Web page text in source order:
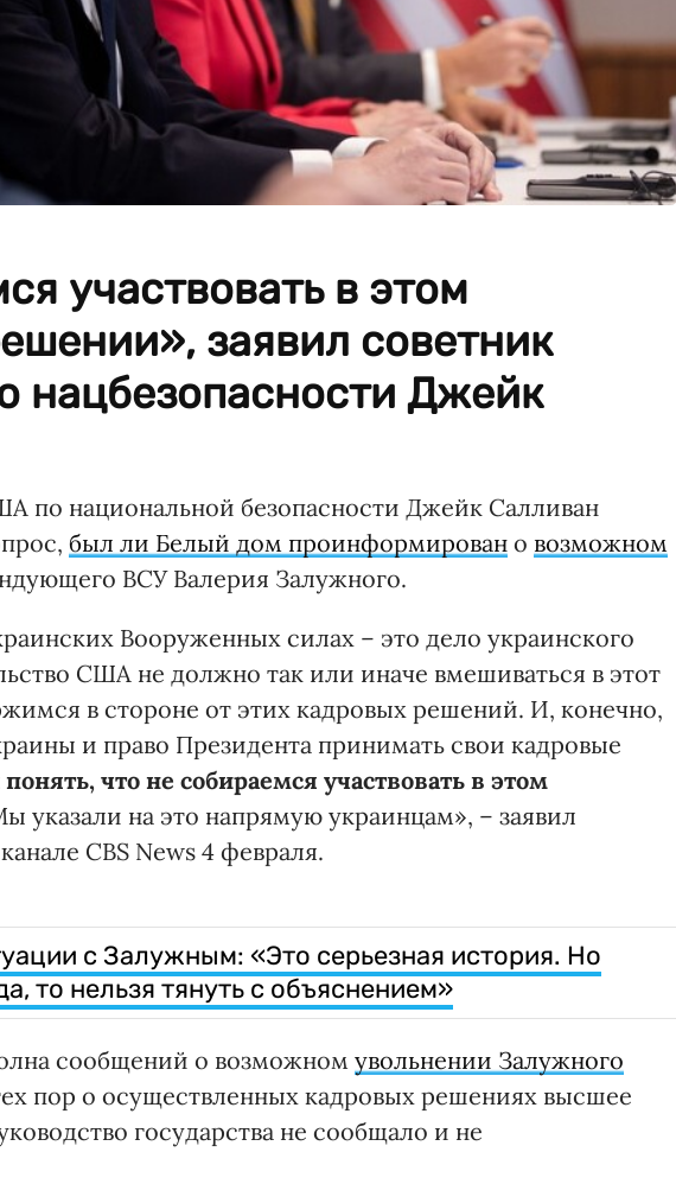
участвовать в этом
заявил советник
нацбезопасности Джейк
по национальной безопасности Джейк Салливан
был ли Белый дом проинформирован о возможном
ВСУ Валерия Залужного.
Вооруженных силах – это дело украинского
США не должно так или иначе вмешиваться в этот
в стороне от этих кадровых решений. И, конечно,
и право Президента принимать свои кадровые
что не собираемся участвовать в этом
указали на это напрямую украинцам», – заявил
CBS News 4 февраля.
с Залужным: «Это серьезная история. Но
то нельзя тянуть с объяснением»
сообщений о возможном увольнении Залужного
пор о осуществленных кадровых решениях высшее
государства не сообщало и не